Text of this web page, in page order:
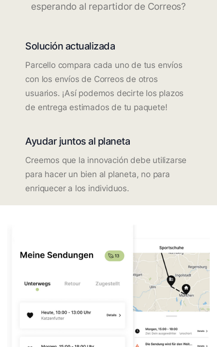
esperando al repartidor de Correos?
Solución actualizada
Parcello compara cada uno de tus envíos
con los envíos de Correos de otros
usuarios. ¡Así podemos decirte los plazos
de entrega estimados de tu paquete!
Ayudar juntos al planeta
Creemos que la innovación debe utilizarse
para hacer un bien al planeta, no para
enriquecer a los individuos.